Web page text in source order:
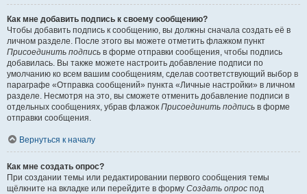
Как мне добавить подпись к своему сообщению?
Чтобы добавить подпись к сообщению, вы должны сначала создать её в
личном разделе. После этого вы можете отметить флажком пункт
Присоединить подпись в форме отправки сообщения, чтобы подпись
добавилась. Вы также можете настроить добавление подписи по
умолчанию ко всем вашим сообщениям, сделав соответствующий выбор в
параграфе «Отправка сообщений» пункта «Личные настройки» в личном
разделе. Несмотря на это, вы сможете отменить добавление подписи в
отдельных сообщениях, убрав флажок Присоединить подпись в форме
отправки сообщения.
Вернуться к началу
Как мне создать опрос?
При создании темы или редактировании первого сообщения темы
щёлкните на вкладке или перейдите в форму Создать опрос под